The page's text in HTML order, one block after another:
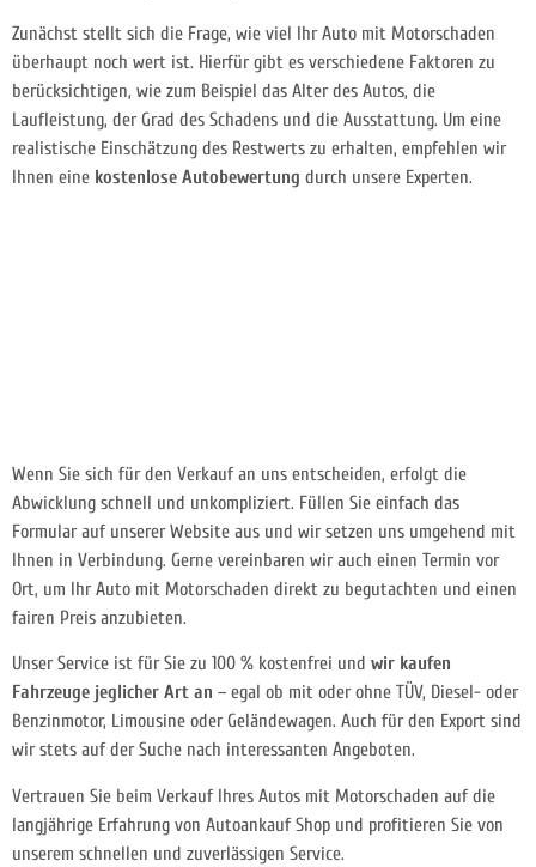
Zunächst stellt sich die Frage, wie viel Ihr Auto mit Motorschaden
überhaupt noch wert ist. Hierfür gibt es verschiedene Faktoren zu
berücksichtigen, wie zum Beispiel das Alter des Autos, die
Laufleistung, der Grad des Schadens und die Ausstattung. Um eine
realistische Einschätzung des Restwerts zu erhalten, empfehlen wir
Ihnen eine kostenlose Autobewertung durch unsere Experten.
Wenn Sie sich für den Verkauf an uns entscheiden, erfolgt die
Abwicklung schnell und unkompliziert. Füllen Sie einfach das
Formular auf unserer Website aus und wir setzen uns umgehend mit
Ihnen in Verbindung. Gerne vereinbaren wir auch einen Termin vor
Ort, um Ihr Auto mit Motorschaden direkt zu begutachten und einen
fairen Preis anzubieten.
Unser Service ist für Sie zu 100 % kostenfrei und wir kaufen
Fahrzeuge jeglicher Art an – egal ob mit oder ohne TÜV, Diesel- oder
Benzinmotor, Limousine oder Geländewagen. Auch für den Export sind
wir stets auf der Suche nach interessanten Angeboten.
Vertrauen Sie beim Verkauf Ihres Autos mit Motorschaden auf die
langjährige Erfahrung von Autoankauf Shop und profitieren Sie von
unserem schnellen und zuverlässigen Service.